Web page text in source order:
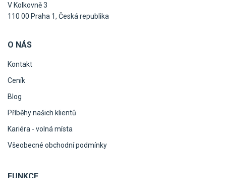
V Kolkovně 3
110 00 Praha 1, Česká republika
O NÁS
Kontakt
Ceník
Blog
Příběhy našich klientů
Kariéra - volná místa
Všeobecné obchodní podmínky